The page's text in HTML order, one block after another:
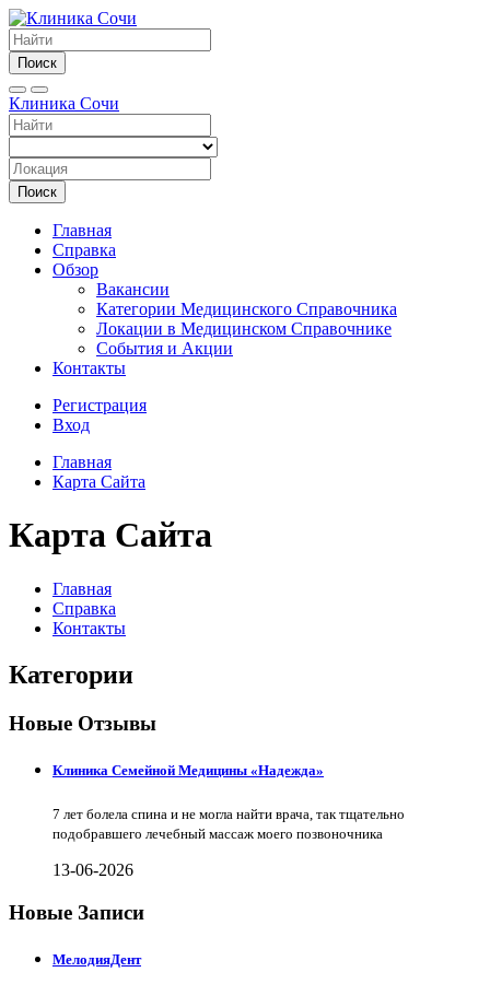
Поиск
Клиника Сочи
Поиск
Главная
Справка
Обзор
Вакансии
Категории Медицинского Справочника
Локации в Медицинском Справочнике
События и Акции
Контакты
Регистрация
Вход
Главная
Карта Сайта
Карта Сайта
Главная
Справка
Контакты
Категории
Новые Отзывы
Клиника Семейной Медицины «Надежда»
7 лет болела спина и не могла найти врача, так тщательно
подобравшего лечебный массаж моего позвоночника
13-06-2026
Новые Записи
МелодияДент